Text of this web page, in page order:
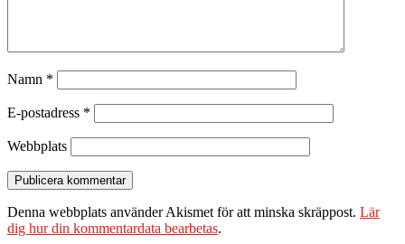
Namn *
E-postadress *
Webbplats
Denna webbplats använder Akismet för att minska skräppost. Lär
dig hur din kommentardata bearbetas.